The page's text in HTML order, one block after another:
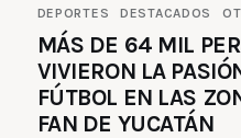
DEPORTES DESTACADOS
MÁS DE 64 MIL
VIVIERON LA
FÚTBOL EN LAS
FAN DE YUCATÁN